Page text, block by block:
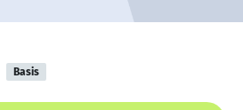
Basis